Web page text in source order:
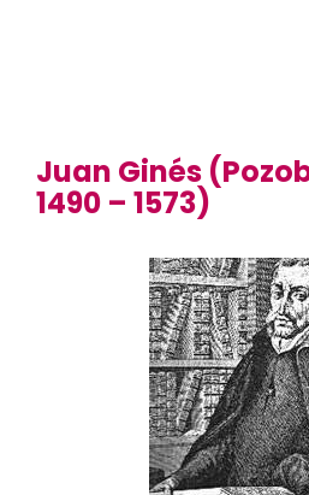
Juan Ginés
1490 – 1573)